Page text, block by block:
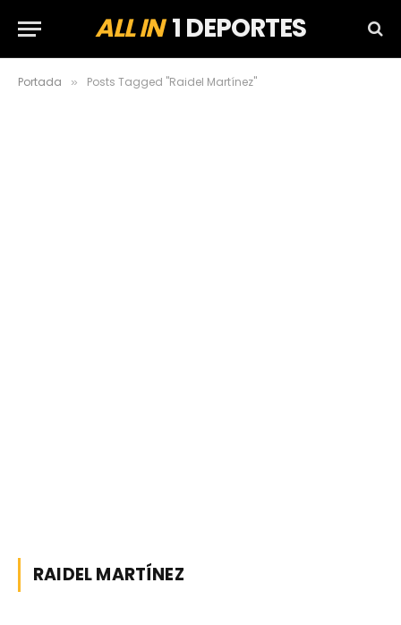
ALL IN1 DEPORTES
Portada » Posts Tagged "Raidel Martínez"
RAIDEL MARTÍNEZ